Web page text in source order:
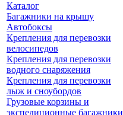
Каталог
Багажники на крышу
Автобоксы
Крепления для перевозки
велосипедов
Крепления для перевозки
водного снаряжения
Крепления для перевозки
лыж и сноубордов
Грузовые корзины и
экспедиционные багажники